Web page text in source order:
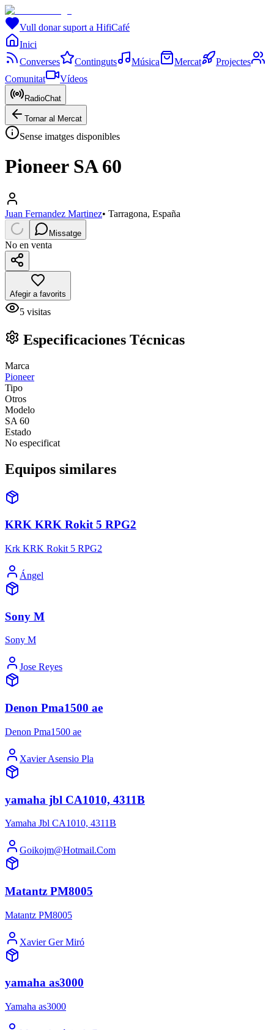
Vull donar suport a HifiCafé
Inici
Converses
Continguts Música Mercat
Projectes
Comunitat
Vídeos
RadioChat
Tornar al Mercat
Sense imatges disponibles
Pioneer SA 60
Juan Fernandez Martinez• Tarragona, España
Missatge
No en venta
Afegir a favorits
5 visitas
Especificaciones Técnicas
Marca
Pioneer
Tipo
Otros
Modelo
SA 60
Estado
No especificat
Equipos similares
KRK KRK Rokit 5 RPG2
Krk KRK Rokit 5 RPG2
Ángel
Sony M
Sony M
Jose Reyes
Denon Pma1500 ae
Denon Pma1500 ae
Xavier Asensio Pla
yamaha jbl CA1010, 4311B
Yamaha Jbl CA1010, 4311B
Goikojm@Hotmail.Com
Matantz PM8005
Matantz PM8005
Xavier Ger Miró
yamaha as3000
Yamaha as3000